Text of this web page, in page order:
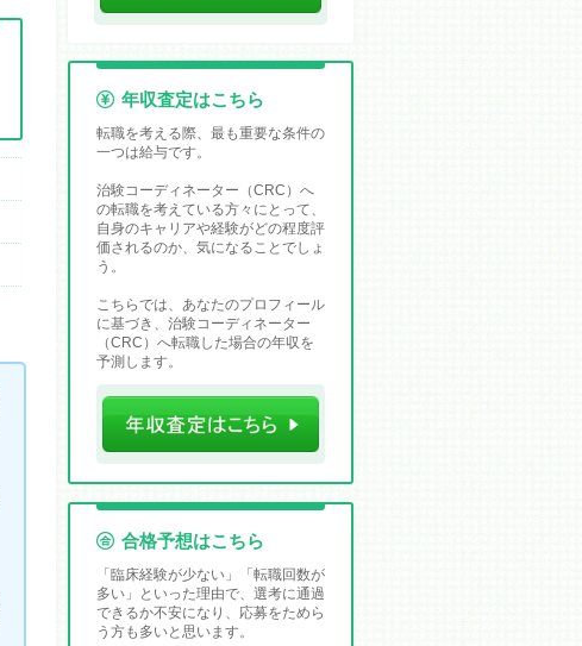
年収査定はこちら
転職を考える際、最も重要な条件の
一つは給与です。
治験コーディネーター（CRC）へ
の転職を考えている方々にとって、
自身のキャリアや経験がどの程度評
価されるのか、気になることでしょ
う。
こちらでは、あなたのプロフィール
に基づき、治験コーディネーター
（CRC）へ転職した場合の年収を
予測します。
合格予想はこちら
「臨床経験が少ない」「転職回数が
多い」といった理由で、選考に通過
できるか不安になり、応募をためら
う方も多いと思います。